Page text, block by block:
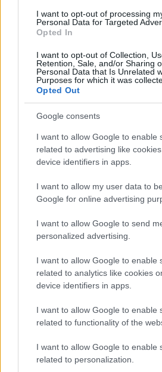
I want to opt-out of processing
Personal Data for Targeted
Opted In
I want to opt-out of Collection,
Retention, Sale, and/or Sharing
Personal Data that Is Unrelated
Purposes for which it was
Opted Out
Google consents
I want to allow Google to enable
related to advertising like
device identifiers in apps.
I want to allow my user data to
Google for online advertising
I want to allow Google to send
personalized advertising.
I want to allow Google to enable
related to analytics like cookies
device identifiers in apps.
I want to allow Google to enable
related to functionality of the
I want to allow Google to enable
related to personalization.
A Szőnyi Benjámin Általános Iskola
kivitelezheti; a munkák csaknem egy
Látványos építési
Flórián téri
Paks II.: Mit
mérföldköve a
árnyékában?
Elkészült a Liszt
Látlelet a hazai
Egyetlen, fél
múlt Bicske
HÍRLEVÉL